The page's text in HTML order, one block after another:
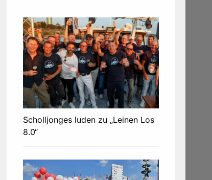
Scholljonges luden zu „Leinen Los
8.0“